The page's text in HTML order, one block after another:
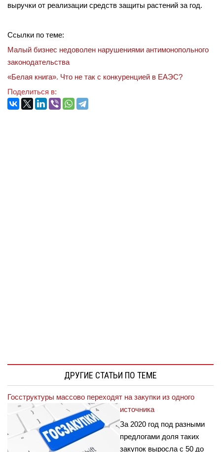
выручки от реализации средств защиты растений за год.
Ссылки по теме:
Малый бизнес недоволен нарушениями антимонопольного
законодательства
«Белая книга». Что не так с конкуренцией в ЕАЭС?
Поделиться в:
ДРУГИЕ СТАТЬИ ПО ТЕМЕ
Госструктуры массово переходят на закупки из одного
источника
За 2020 год под разными
предлогами доля таких
закупок выросла с 50 до